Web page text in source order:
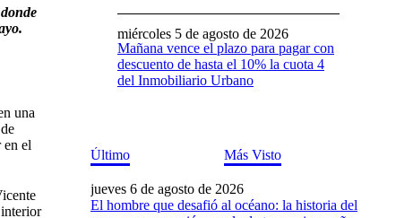
una
en el
Mañana vence el plazo para pagar con
descuento de hasta el 10% la cuota 4
del Inmobiliario Urbano
miércoles 5 de agosto de 2026
Último Más Visto
jueves 6 de agosto de 2026
El hombre que desafió al océano: la historia del